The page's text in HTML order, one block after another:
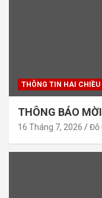
THÔNG TIN HAI CHIỀU
THÔNG BÁO
16 Tháng 7, 2026 Đỗ